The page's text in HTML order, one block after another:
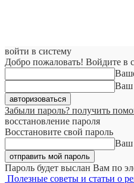
войти в систему
Добро пожаловать! Войдите в
Ваш
Забыли пароль? получить
восстановление пароля
Восстановите свой пароль
Ваш
Пароль будет выслан Вам по
Полезные советы и статьи о